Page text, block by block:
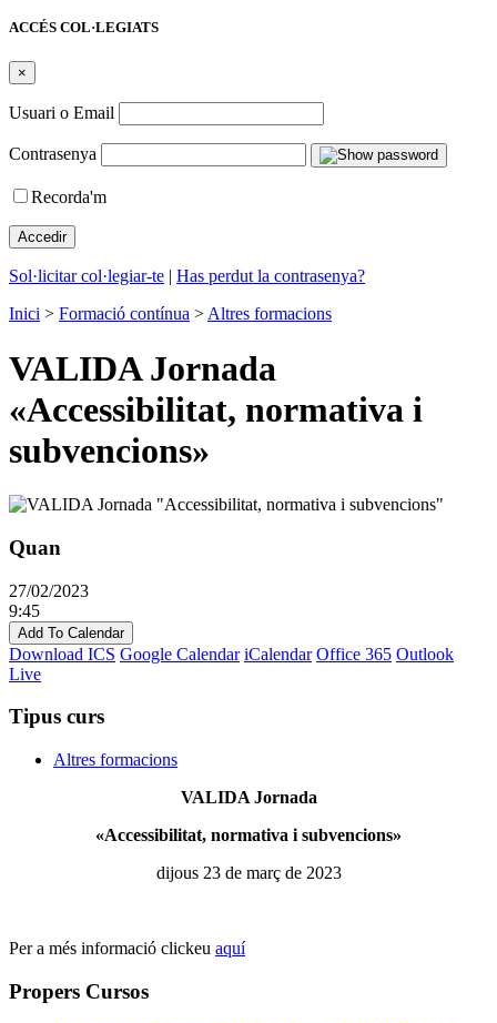
ACCÉS COL·LEGIATS
×
Usuari o Email
Contrasenya
Recorda'm
Sol·licitar col·legiar-te | Has perdut la contrasenya?
Inici > Formació contínua > Altres formacions
VALIDA Jornada
«Accessibilitat, normativa i
subvencions»
Quan
27/02/2023
9:45
Add To Calendar
Download ICS Google Calendar iCalendar Office 365 Outlook
Live
Tipus curs
Altres formacions
VALIDA Jornada
«Accessibilitat, normativa i subvencions»
dijous 23 de març de 2023
Per a més informació clickeu aquí
Propers Cursos